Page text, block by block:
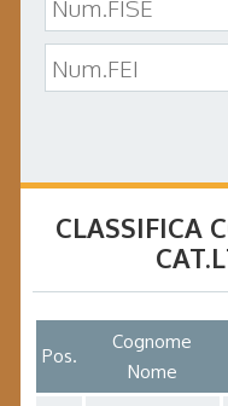
CLASSIFICA
Pos.
Cognome
Nome